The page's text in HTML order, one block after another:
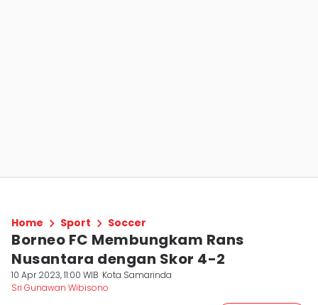
Home Sport Soccer
Borneo FC Membungkam Rans
Nusantara dengan Skor 4-2
10 Apr 2023, 11:00 WIB Kota Samarinda
Sri Gunawan Wibisono